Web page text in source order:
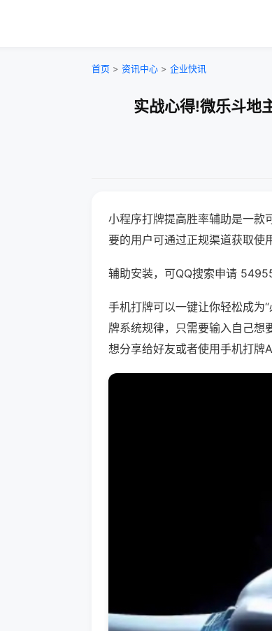
首页 > 资讯中心 > 企业快讯
实战心得!微乐斗地
小程序打牌提高胜率辅助是一款
要的用户可通过正规渠道获取使
辅助安装，可QQ搜索申请
手机打牌可以一键让你轻松成为
牌系统规律，只需要输入自己想
想分享给好友或者使用手机打牌